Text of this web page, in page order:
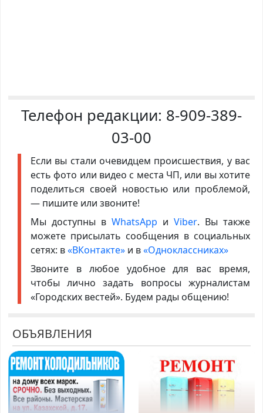
Телефон редакции: 8-909-389-
03-00
Если вы стали очевидцем происшествия, у вас
есть фото или видео с места ЧП, или вы хотите
поделиться своей новостью или проблемой,
— пишите или звоните!
Мы доступны в WhatsApp иViber. Вы также
можете присылать сообщения в социальных
сетях: в«ВКонтакте»и в«Одноклассниках»
Звоните в любое удобное для вас время,
чтобы лично задать вопросы журналистам
«Городских вестей». Будем рады общению!
ОБЪЯВЛЕНИЯ